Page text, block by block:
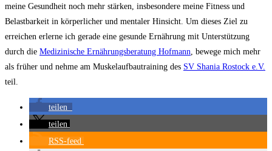
meine Gesundheit noch mehr stärken, insbesondere meine Fitness und
Belastbarkeit in körperlicher und mentaler Hinsicht. Um dieses Ziel zu
erreichen erlerne ich gerade eine gesunde Ernährung mit Unterstützung
durch die Medizinische Ernährungsberatung Hofmann, bewege mich mehr
als früher und nehme am Muskelaufbautraining des SV Shania Rostock e.V.
teil.
teilen
teilen
RSS-feed